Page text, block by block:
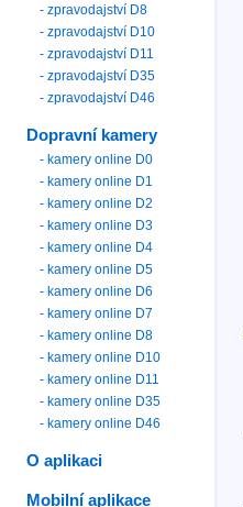
- zpravodajství D8
- zpravodajství D10
- zpravodajství D11
- zpravodajství D35
- zpravodajství D46
Dopravní kamery
- kamery online D0
- kamery online D1
- kamery online D2
- kamery online D3
- kamery online D4
- kamery online D5
- kamery online D6
- kamery online D7
- kamery online D8
- kamery online D10
- kamery online D11
- kamery online D35
- kamery online D46
O aplikaci
Mobilní aplikace